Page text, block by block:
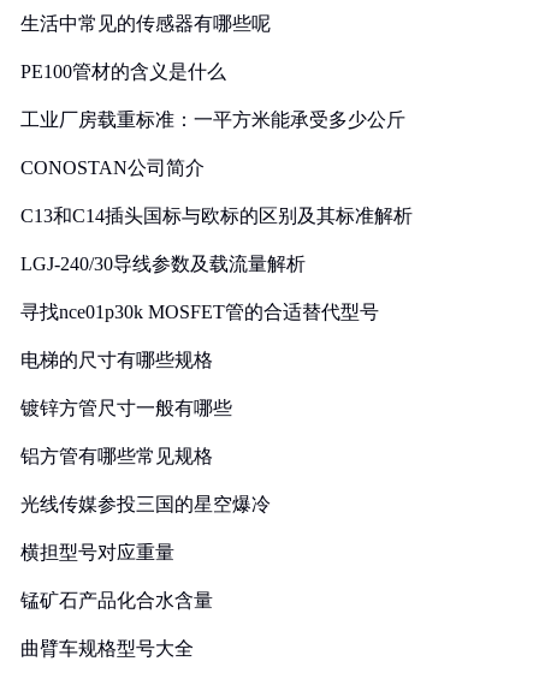
生活中常见的传感器有哪些呢
PE100管材的含义是什么
工业厂房载重标准：一平方米能承受多少公斤
CONOSTAN公司简介
C13和C14插头国标与欧标的区别及其标准解析
LGJ-240/30导线参数及载流量解析
寻找nce01p30k MOSFET管的合适替代型号
电梯的尺寸有哪些规格
镀锌方管尺寸一般有哪些
铝方管有哪些常见规格
光线传媒参投三国的星空爆冷
横担型号对应重量
锰矿石产品化合水含量
曲臂车规格型号大全